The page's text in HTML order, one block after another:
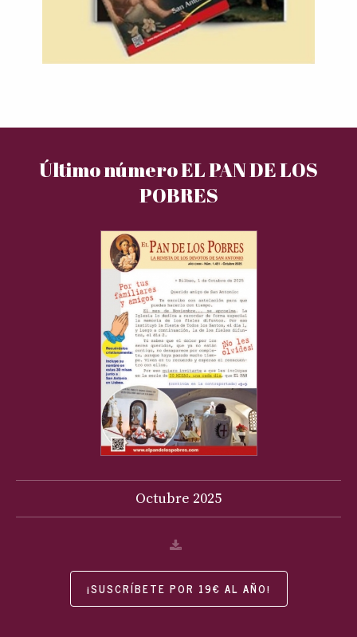
Último número EL PAN DE LOS
POBRES
Octubre 2025
¡SUSCRÍBETE POR 19€ AL AÑO!